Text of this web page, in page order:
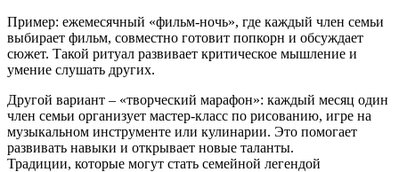
Пример: ежемесячный «фильм‑ночь», где каждый член семьи
выбирает фильм, совместно готовит попкорн и обсуждает
сюжет. Такой ритуал развивает критическое мышление и
умение слушать других.
Другой вариант – «творческий марафон»: каждый месяц один
член семьи организует мастер‑класс по рисованию, игре на
музыкальном инструменте или кулинарии. Это помогает
развивать навыки и открывает новые таланты.
Традиции, которые могут стать семейной легендой